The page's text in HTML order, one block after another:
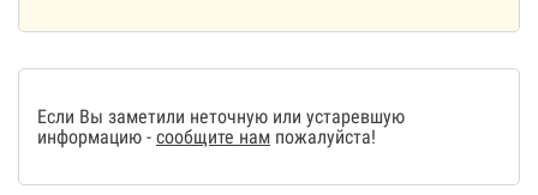
Если Вы заметили неточную или устаревшую
информацию - сообщите нам пожалуйста!